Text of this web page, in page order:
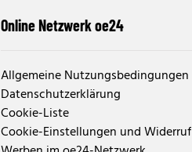
Online Netzwerk oe24
Allgemeine Nutzungsbedingungen
Datenschutzerklärung
Cookie-Liste
Cookie-Einstellungen und Widerruf